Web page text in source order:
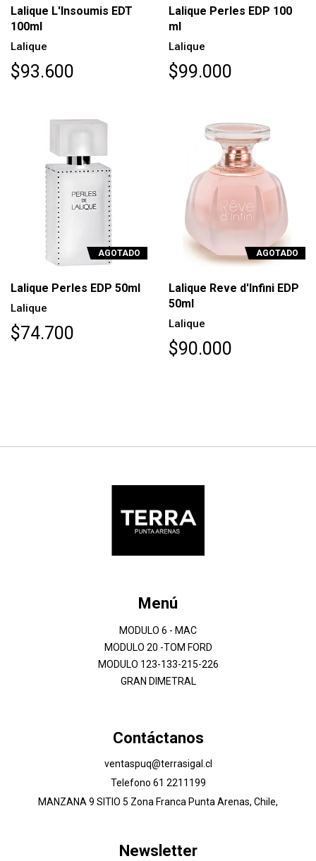
Lalique L'Insoumis EDT
100ml
Lalique
$93.600
Lalique Perles EDP 100
ml
Lalique
$99.000
AGOTADO
Lalique Perles EDP 50ml
Lalique
$74.700
AGOTADO
Lalique Reve d'Infini EDP
50ml
Lalique
$90.000
Menú
MODULO 6 - MAC
MODULO 20 -TOM FORD
MODULO 123-133-215-226
GRAN DIMETRAL
Contáctanos
ventaspuq@terrasigal.cl
Telefono 61 2211199
MANZANA 9 SITIO 5 Zona Franca Punta Arenas, Chile,
Newsletter